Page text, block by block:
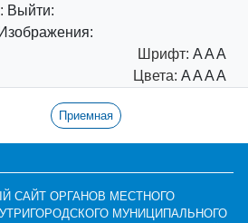
Выйти:
Изображения:
Шрифт: AAA
Цвета: AAAA
Приемная
САЙТ ОРГАНОВ МЕСТНОГО
МУНИЦИПАЛЬНОГО